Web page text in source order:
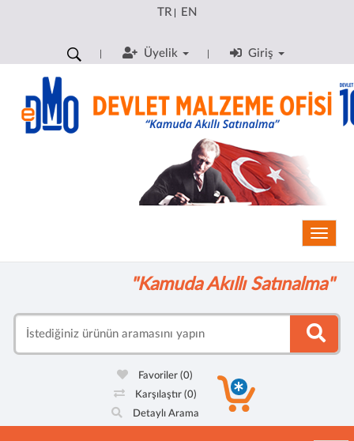
TR| EN
Üyelik Giriş
"Kamuda Akıllı Satınalma"
Favoriler(0)
Karşılaştır (0)
Detaylı Arama